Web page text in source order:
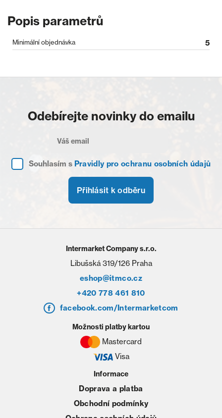
Popis parametrů
Minimální objednávka 5
Odebírejte novinky do emailu
Souhlasím s Pravidly pro ochranu osobních údajů
Přihlásit k odběru
Intermarket Company s.r.o.
Libušská 319/126 Praha
eshop@itmco.cz
+420 778 461 810
facebook.com/Intermarketcom
Informace
Doprava a platba
Obchodní podmínky
Možnosti platby kartou
Mastercard
Visa